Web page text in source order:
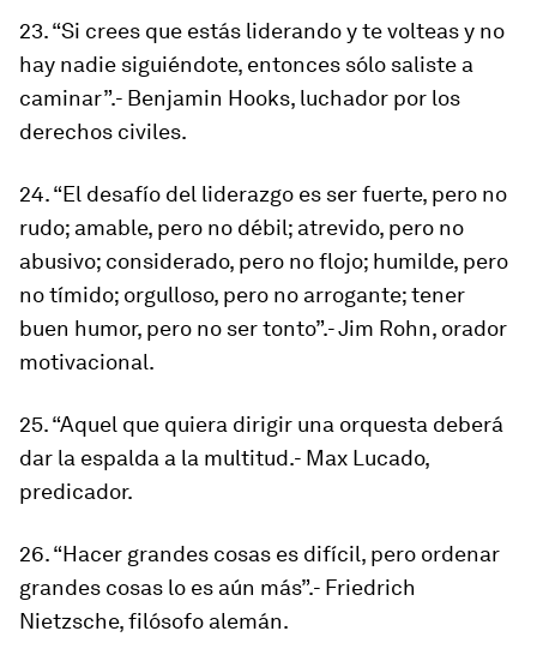
23. “Si crees que estás liderando y te volteas y no
hay nadie siguiéndote, entonces sólo saliste a
caminar”.- Benjamin Hooks, luchador por los
derechos civiles.
24. “El desafío del liderazgo es ser fuerte, pero no
rudo; amable, pero no débil; atrevido, pero no
abusivo; considerado, pero no flojo; humilde, pero
no tímido; orgulloso, pero no arrogante; tener
buen humor, pero no ser tonto”.- Jim Rohn, orador
motivacional.
25. “Aquel que quiera dirigir una orquesta deberá
dar la espalda a la multitud.- Max Lucado,
predicador.
26. “Hacer grandes cosas es difícil, pero ordenar
grandes cosas lo es aún más”.- Friedrich
Nietzsche, filósofo alemán.